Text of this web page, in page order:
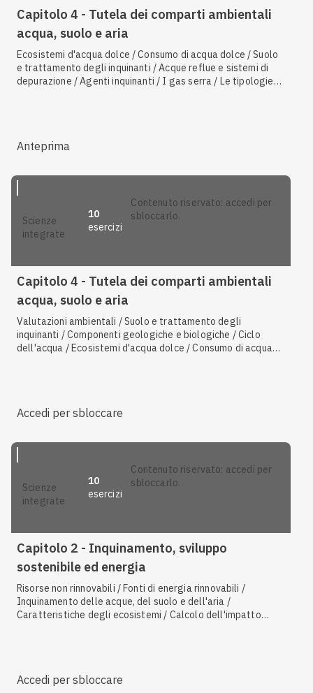
Capitolo 4 - Tutela dei comparti ambientali
acqua, suolo e aria
Ecosistemi d'acqua dolce / Consumo di acqua dolce / Suolo
e trattamento degli inquinanti / Acque reflue e sistemi di
depurazione / Agenti inquinanti / I gas serra / Le tipologie
Anteprima
scienze
integrate
10
esercizi
contenuto riservato: accedi per
sbloccarlo.
Capitolo 4 - Tutela dei comparti ambientali
acqua, suolo e aria
Valutazioni ambientali / Suolo e trattamento degli
inquinanti / Componenti geologiche e biologiche / Ciclo
dell'acqua / Ecosistemi d'acqua dolce / Consumo di acqua
Accedi per sbloccare
scienze
integrate
10
esercizi
contenuto riservato: accedi per
sbloccarlo.
Capitolo 2 - Inquinamento, sviluppo
sostenibile ed energia
Risorse non rinnovabili / Fonti di energia rinnovabili /
Inquinamento delle acque, del suolo e dell'aria /
Caratteristiche degli ecosistemi / Calcolo dell'impatto
Accedi per sbloccare